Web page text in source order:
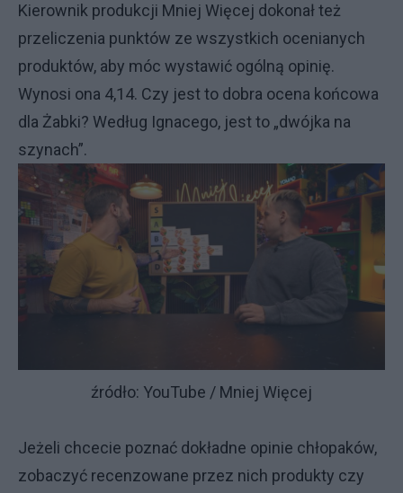
Kierownik produkcji Mniej Więcej dokonał też
przeliczenia punktów ze wszystkich ocenianych
produktów, aby móc wystawić ogólną opinię.
Wynosi ona 4,14. Czy jest to dobra ocena końcowa
dla Żabki? Według Ignacego, jest to „dwójka na
szynach”.
źródło: YouTube / Mniej Więcej
Jeżeli chcecie poznać dokładne opinie chłopaków,
zobaczyć recenzowane przez nich produkty czy